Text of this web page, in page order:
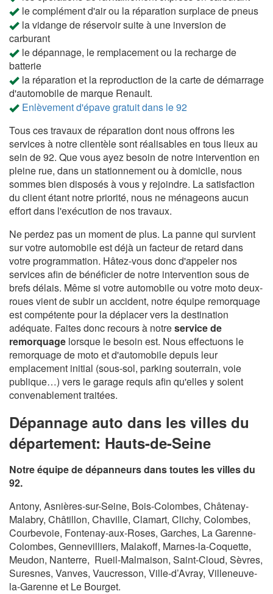
le complément d'air ou la réparation surplace de pneus
la vidange de réservoir suite à une inversion de
carburant
le dépannage, le remplacement ou la recharge de
batterie
la réparation et la reproduction de la carte de démarrage
d'automobile de marque Renault.
Enlèvement d'épave gratuit dans le 92
Tous ces travaux de réparation dont nous offrons les
services à notre clientèle sont réalisables en tous lieux au
sein de 92. Que vous ayez besoin de notre intervention en
pleine rue, dans un stationnement ou à domicile, nous
sommes bien disposés à vous y rejoindre. La satisfaction
du client étant notre priorité, nous ne ménageons aucun
effort dans l'exécution de nos travaux.
Ne perdez pas un moment de plus. La panne qui survient
sur votre automobile est déjà un facteur de retard dans
votre programmation. Hâtez-vous donc d'appeler nos
services afin de bénéficier de notre intervention sous de
brefs délais. Même si votre automobile ou votre moto deux-
roues vient de subir un accident, notre équipe remorquage
est compétente pour la déplacer vers la destination
adéquate. Faites donc recours à notreservice de
remorquage lorsque le besoin est. Nous effectuons le
remorquage de moto et d'automobile depuis leur
emplacement initial (sous-sol, parking souterrain, voie
publique…) vers le garage requis afin qu'elles y soient
convenablement traitées.
Dépannage auto dans les villes du
département: Hauts-de-Seine
Notre équipe de dépanneurs dans toutes les villes du
92.
Antony, Asnières-sur-Seine, Bois-Colombes, Châtenay-
Malabry, Châtillon, Chaville, Clamart, Clichy, Colombes,
Courbevoie, Fontenay-aux-Roses, Garches, La Garenne-
Colombes, Gennevilliers, Malakoff, Marnes-la-Coquette,
Meudon, Nanterre, Rueil-Malmaison, Saint-Cloud, Sèvres,
Suresnes, Vanves, Vaucresson, Ville-d’Avray, Villeneuve-
la-Garenne et Le Bourget.